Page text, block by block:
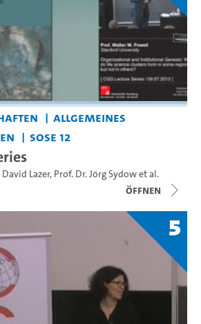
Allgemeines
SoSe 12
David Lazer, Prof. Dr. Jörg Sydowet al.
Öffnen
5